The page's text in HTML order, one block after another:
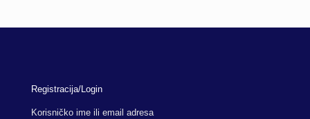
Registracija/Login
Korisničko ime ili email adresa